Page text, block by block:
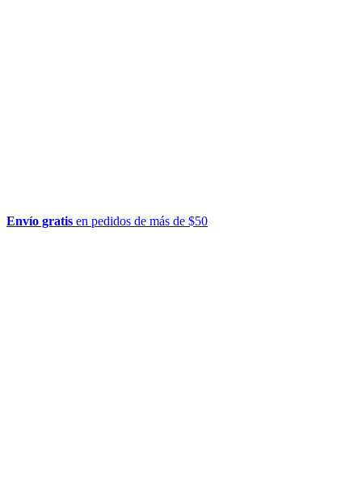
Envío gratis en pedidos de más de $50